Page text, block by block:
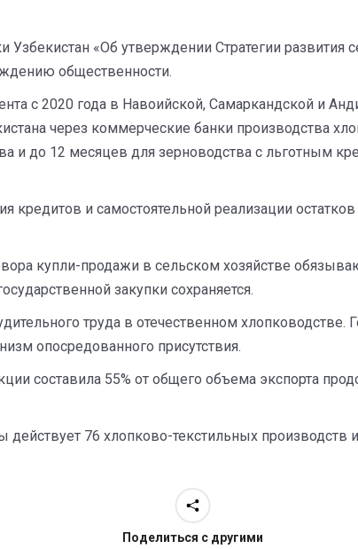
Узбекистан «Об утверждении Стратегии развития
общественности.
с 2020 года в Навоийской, Самаркандской и
через коммерческие банки производства
и до 12 месяцев для зерноводства с льготным
кредитов и самостоятельной реализации
купли-продажи в сельском хозяйстве
закупки сохраняется.
труда в отечественном хлопководстве.
опосредованного присутствия.
составила 55% от общего объема экспорта
76 хлопково-текстильных производств
Поделиться с другими